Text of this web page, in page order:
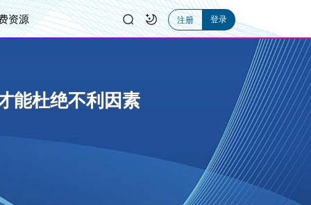
资源 注册 登录
能杜绝不利因素